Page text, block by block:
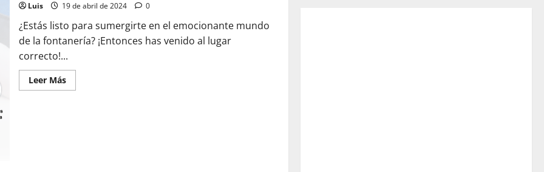
Luis 19 de abril de 2024 0
¿Estás listo para sumergirte en el emocionante mundo
de la fontanería? ¡Entonces has venido al lugar
correcto!...
Leer MásLeer
más